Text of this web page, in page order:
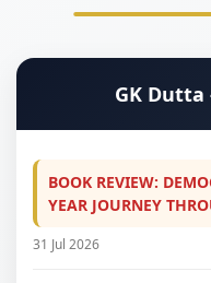
GK
BOOK REVIEW:
YEAR JOURNEY
31 Jul 2026